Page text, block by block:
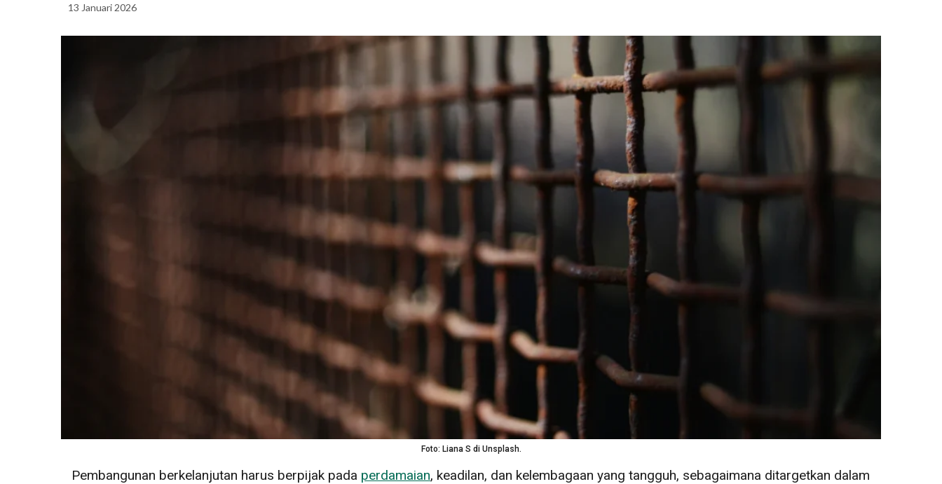
13 Januari 2026
Foto: Liana S di Unsplash.
Pembangunan berkelanjutan harus berpijak pada perdamaian, keadilan, dan kelembagaan yang tangguh, sebagaimana ditargetkan dalam